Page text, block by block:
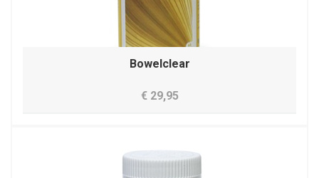
Bowelclear
€ 29,95